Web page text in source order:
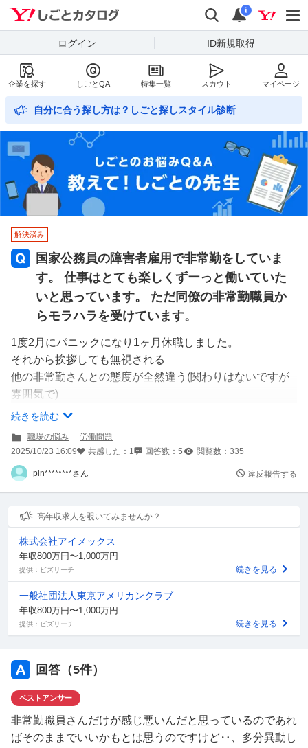
Yahoo!しごとカタログ
検索
通知
i
ログイン ID新規取得
企業を探す しごとQA 特集一覧 スカウト マイページ
自分に合う探し方は？しごと探しスタイル診断
解決済み
国家公務員の障害者雇用で非常勤をしていま
す。 仕事はとても楽しくずーっと働いていた
いと思っています。 ただ同僚の非常勤職員か
らモラハラを受けています。
1度2月にパニックになり1ヶ月休職しました。
それから挨拶しても無視される
他の非常勤さんとの態度が全然違う(関わりはないですが
雰囲気で)
仕事で共有する書類をもらえない
私を孤立するような環境を作る
などです
1度上司には異動を促されましたが加害者が異動しないの
が納得いかず今の部門に残ることにしました。
今日あまりにも我慢できずにトイレで泣きました、
仕事は好きなので続けたいのですが相手を訴えたいと言う
気持ちはあります。
職場に残りつつ相手を訴える事は可能でしょうか？
された事の大隊のメモや診断書はあります。
続きを読む
職場の悩み
労働問題
2025/10/23 16:09
共感した： 1 回答数： 5 閲覧数： 335
pin********さん 違反報告する
高年収求人を覗いてみませんか？
株式会社アイメックス
年収800万円〜1,000万円
提供：ビズリーチ 続きを見る
一般社団法人東京アメリカンクラブ
年収800万円〜1,000万円
提供：ビズリーチ 続きを見る
回答（5件）
ベストアンサー
非常勤職員さんだけが感じ悪いんだと思っているのであれ
ばそのままでいいかもとは思うのですけど‥、多分異動し